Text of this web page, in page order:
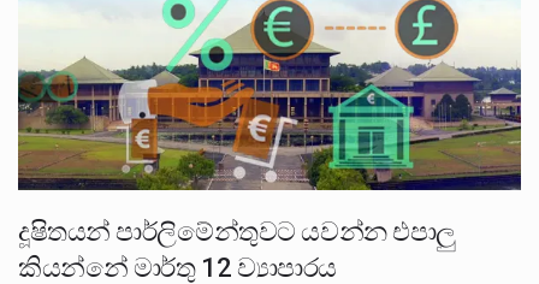
දූෂිතයන් පාර්ලිමේන්තුවට යවන්න එපාලු
කියන්නේ මාර්තු 12 ව්‍යාපාරය